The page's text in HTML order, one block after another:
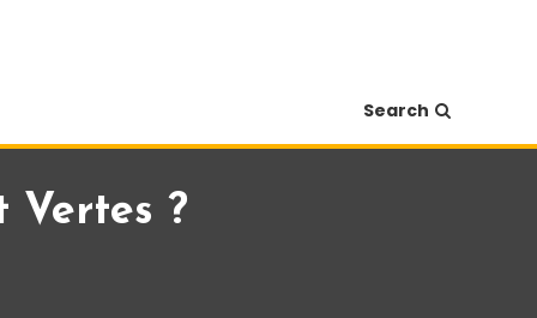
Search
Vertes ?